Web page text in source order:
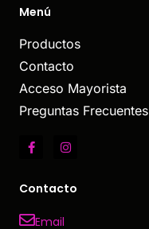
Menú
Productos
Contacto
Acceso Mayorista
Preguntas Frecuentes
Contacto
Email